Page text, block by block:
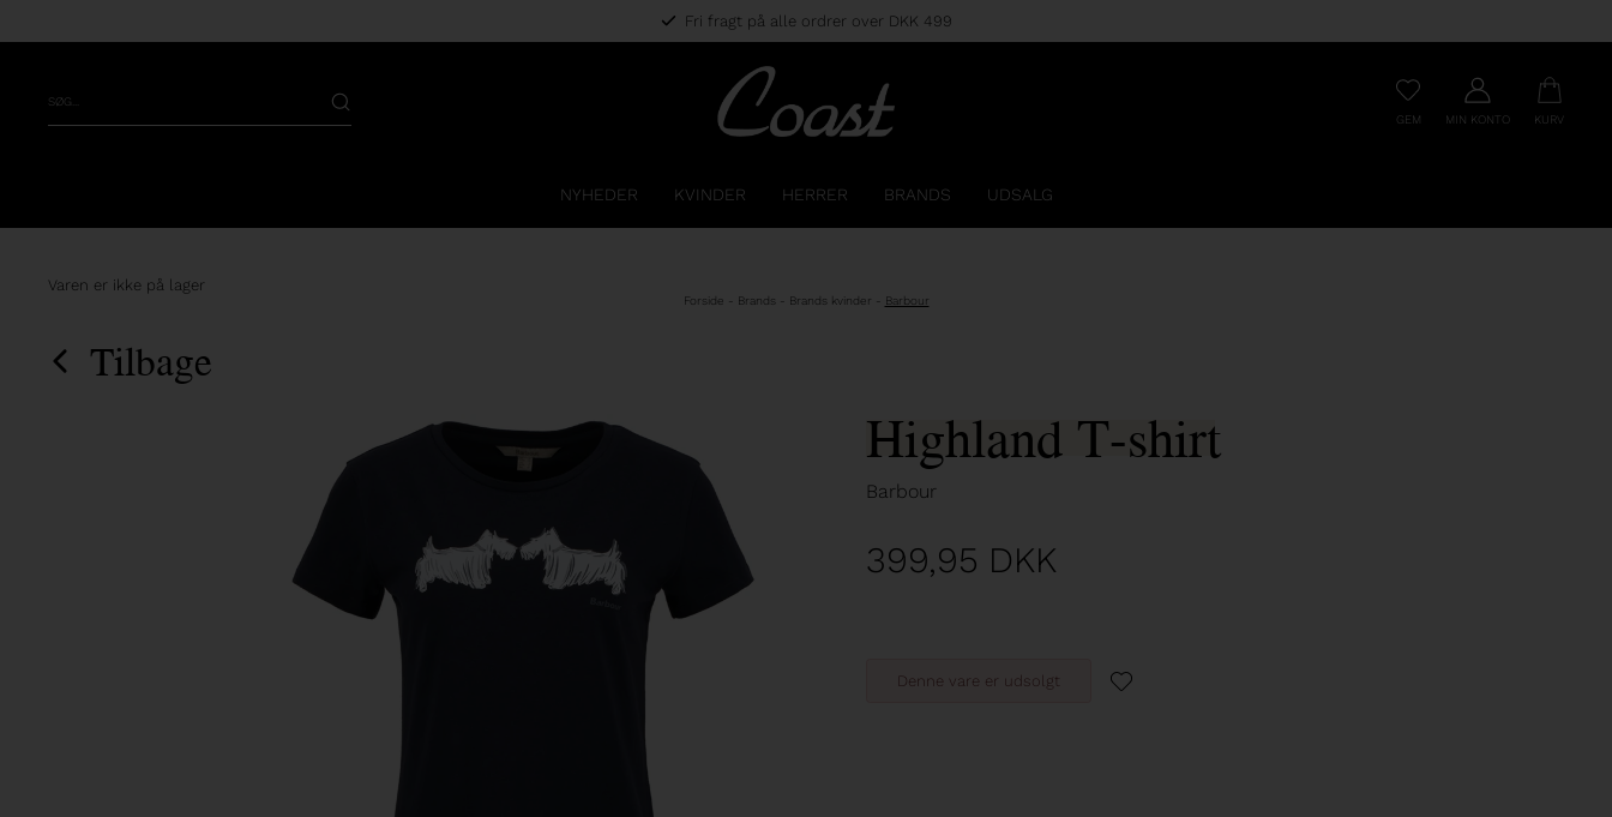
Fri fragt på alle ordrer over DKK 499
GEM MIN KONTO KURV
NYHEDER KVINDER HERRER BRANDS UDSALG
Varen er ikke på lager
Forside - Brands- Brands kvinder - Barbour
Tilbage
Highland T-shirt
Barbour
399,95 DKK
Denne vare er udsolgt